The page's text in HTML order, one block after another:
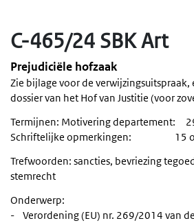
C-465/24 SBK Art
Prejudiciële hofzaak
Zie bijlage voor de verwijzingsuitspraak,
dossier van het Hof van Justitie (voor
Termijnen: Motivering departement:
Schriftelijke opmerkingen: 15
Trefwoorden: sancties, bevriezing
stemrecht
Onderwerp:
- Verordening (EU) nr. 269/2014 van